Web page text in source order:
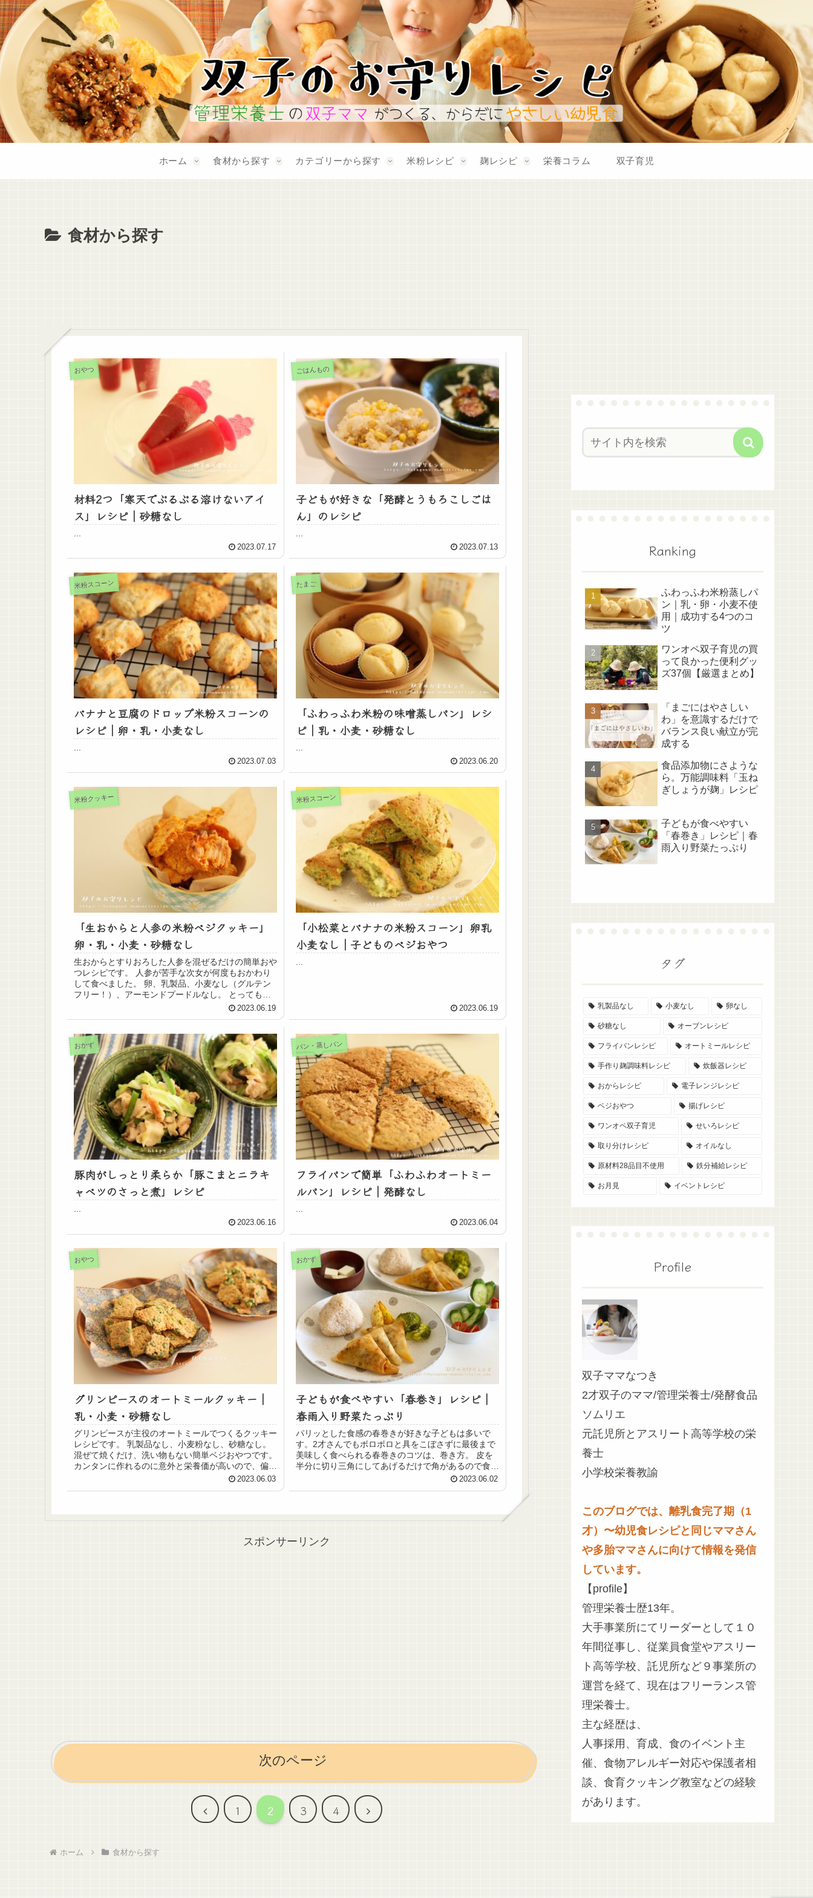
ホーム 食材から探す カテゴリーから探す 米粉レシピ 麹レシピ 栄養コラム 双子育児
食材から探す
おやつ
材料2つ「寒天でぷるぷる溶けないアイ
ス」レシピ｜砂糖なし
2023.07.17
ごはんもの
子どもが好きな「発酵とうもろこしごは
ん」のレシピ
2023.07.13
米粉スコーン
バナナと豆腐のドロップ米粉スコーンの
レシピ｜卵・乳・小麦なし
2023.07.03
たまご
「ふわっふわ米粉の味噌蒸しパン」レシ
ピ｜乳・小麦・砂糖なし
2023.06.20
米粉クッキー
「生おからと人参の米粉ベジクッキー」
卵・乳・小麦・砂糖なし
生おからとすりおろした人参を混ぜるだけの簡単おや
つレシピです。 人参が苦手な次女が何度もおかわり
して食べました。 卵、乳製品、小麦なし（グルテン
フリー！）、アーモンドプードルなし。 とっても簡
単に作れるので、ぜひ参考にしてください 2023.06.19
米粉スコーン
「小松菜とバナナの米粉スコーン」卵乳
小麦なし｜子どものベジおやつ
2023.06.19
おかず
豚肉がしっとり柔らか「豚こまとニラキ
ャベツのさっと煮」レシピ
2023.06.16
パン・蒸しパン
フライパンで簡単「ふわふわオートミー
ルパン」レシピ｜発酵なし
2023.06.04
おやつ
グリンピースのオートミールクッキー｜
乳・小麦・砂糖なし
グリンピースが主役のオートミールでつくるクッキー
レシピです。 乳製品なし、小麦粉なし、砂糖なし。
混ぜて焼くだけ、洗い物もない簡単ベジおやつです。
カンタンに作れるのに意外と栄養価が高いので、偏食
2023.06.03
おかず
子どもが食べやすい「春巻き」レシピ｜
春雨入り野菜たっぷり
パリッとした食感の春巻きが好きな子どもは多いで
す。2才さんでもボロボロと具をこぼさずに最後まで
美味しく食べられる春巻きのコツは、巻き方。 皮を
半分に切り三角にしてあげるだけで角があるので食べ
やすくなります。具を炒めて火を通しておけば、フラ
2023.06.02
スポンサーリンク
次のページ
前
1 2 3 4
次
ホーム 食材から探す
Ranking
ふわっふわ米粉蒸しパ
ン｜乳・卵・小麦不使
用｜成功する4つのコ
ツ
ワンオペ双子育児の買
って良かった便利グッ
ズ37個【厳選まとめ】
「まごにはやさしい
わ」を意識するだけで
バランス良い献立が完
成する
食品添加物にさような
ら。万能調味料「玉ね
ぎしょうが麹」レシピ
子どもが食べやすい
「春巻き」レシピ｜春
雨入り野菜たっぷり
タグ
乳製品なし 小麦なし 卵なし
砂糖なし オーブンレシピ
フライパンレシピ オートミールレシピ
手作り麹調味料レシピ 炊飯器レシピ
おからレシピ 電子レンジレシピ
ベジおやつ 揚げレシピ
ワンオペ双子育児 せいろレシピ
取り分けレシピ オイルなし
原材料28品目不使用 鉄分補給レシピ
お月見 イベントレシピ
Profile
双子ママなつき
2才双子のママ/管理栄養士/発酵食品
ソムリエ
元託児所とアスリート高等学校の栄
養士
小学校栄養教諭
このブログでは、離乳食完了期（1
才）〜幼児食レシピと同じママさん
や多胎ママさんに向けて情報を発信
しています。
【profile】
管理栄養士歴13年。
大手事業所にてリーダーとして１０
年間従事し、従業員食堂やアスリー
ト高等学校、託児所など９事業所の
運営を経て、現在はフリーランス管
理栄養士。
主な経歴は、
人事採用、育成、食のイベント主
催、食物アレルギー対応や保護者相
談、食育クッキング教室などの経験
があります。